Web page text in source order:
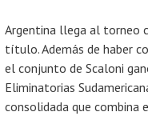
Argentina llega al torneo
título. Además de haber
el conjunto de Scaloni
Eliminatorias
consolidada que combina